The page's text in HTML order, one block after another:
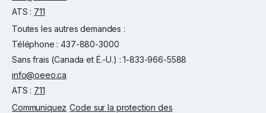
ATS : 711
Toutes les autres demandes :
Téléphone : 437-880-3000
Sans frais (Canada et É.-U.) : 1-833-966-5588
info@oeeo.ca
ATS : 711
Communiquez Code sur la protection des